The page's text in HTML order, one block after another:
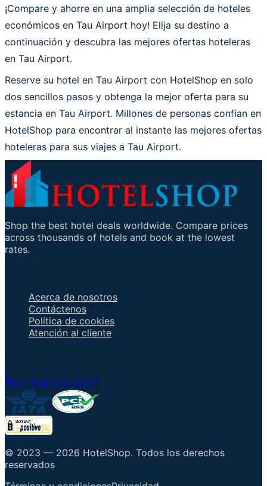
¡Compare y ahorre en una amplia selección de hoteles
económicos en Tau Airport hoy! Elija su destino a
continuación y descubra las mejores ofertas hoteleras
en Tau Airport.
Reserve su hotel en Tau Airport con HotelShop en solo
dos sencillos pasos y obtenga la mejor oferta para su
estancia en Tau Airport. Millones de personas confían en
HotelShop para encontrar al instante las mejores ofertas
hoteleras para sus viajes a Tau Airport.
Shop the best hotel deals worldwide. Compare prices
across thousands of hotels and book at the lowest
rates.
Acerca de nosotros
Contáctenos
Política de cookies
Atención al cliente
+1 858-222-4037
© 2023 — 2026 HotelShop. Todos los derechos
reservados